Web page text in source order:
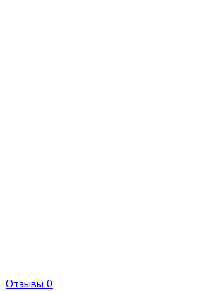
Отзывы 0